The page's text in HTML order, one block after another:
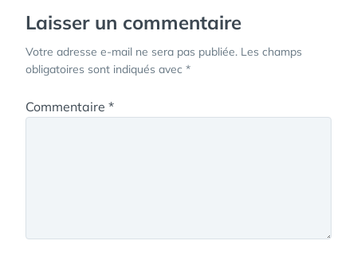
Laisser un commentaire
Votre adresse e-mail ne sera pas publiée. Les champs
obligatoires sont indiqués avec *
Commentaire *